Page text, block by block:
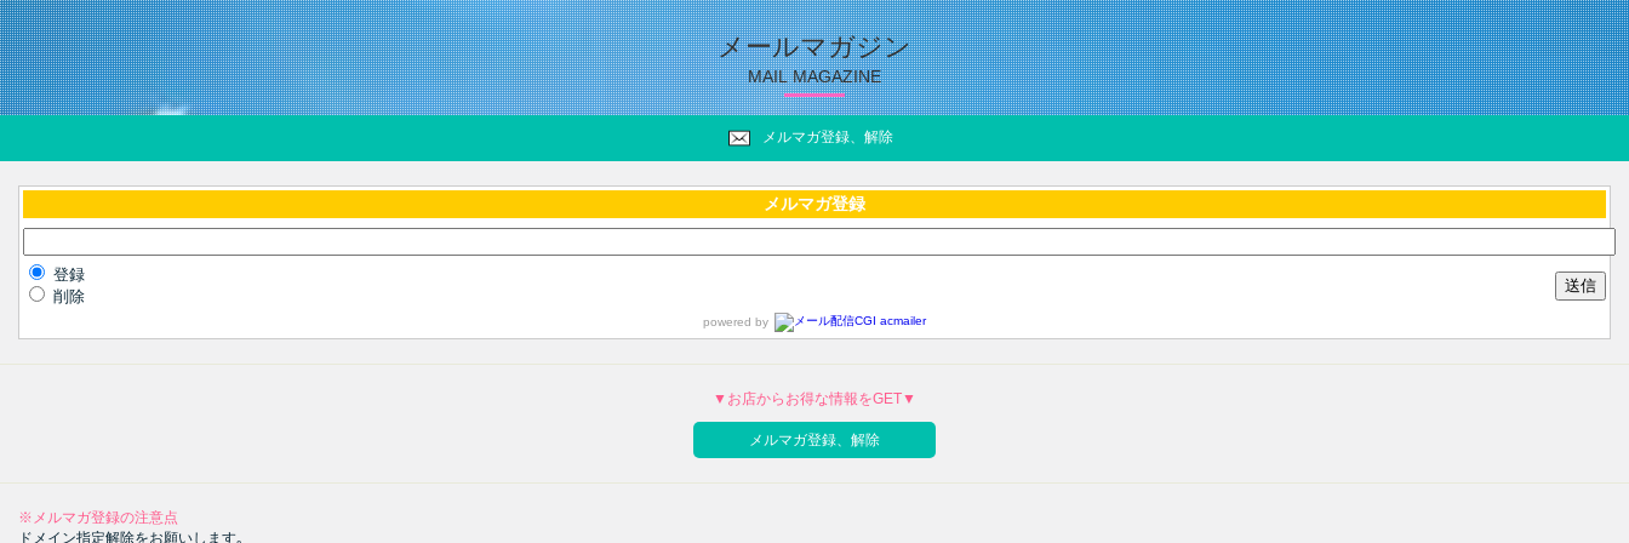
メールマガジン
MAIL MAGAZINE
メルマガ登録、解除
メルマガ登録
登録
削除
powered by
▼お店からお得な情報をGET▼
メルマガ登録、解除
※メルマガ登録の注意点
ドメイン指定解除をお願いします｡